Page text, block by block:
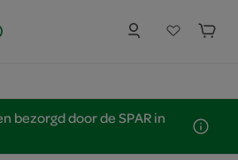
bezorgd door de SPAR in